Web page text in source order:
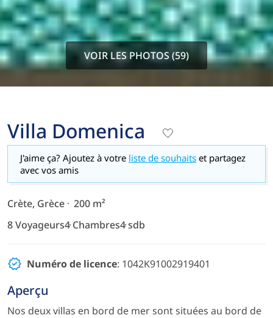
VOIR LES PHOTOS (59)
Villa Domenica
J'aime ça? Ajoutez à votre liste de souhaits et partagez
avec vos amis
Crète, Grèce
200 m²
8 Voyageurs4 Chambres4 sdb
Numéro de licence: 1042Κ91002919401
Aperçu
Nos deux villas en bord de mer sont situées au bord de